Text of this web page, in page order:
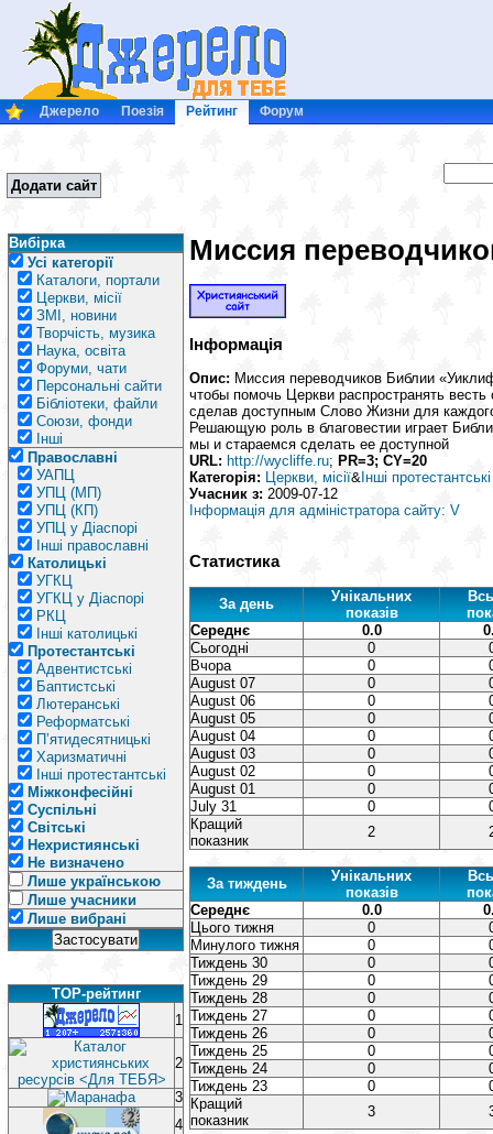
Джерело Поезія Рейтинг Форум
Додати сайт
Вибірка
Усі категорії
Каталоги, портали
Церкви, місії
ЗМІ, новини
Творчість, музика
Наука, освіта
Форуми, чати
Персональні сайти
Бібліотеки, файли
Союзи, фонди
Інші
Православні
УАПЦ
УПЦ (МП)
УПЦ (КП)
УПЦ у Діаспорі
Інші православні
Католицькі
УГКЦ
УГКЦ у Діаспорі
РКЦ
Інші католицькі
Протестантські
Адвентистські
Баптистські
Лютеранські
Реформатські
П’ятидесятницькі
Харизматичні
Інші протестантські
Міжконфесійні
Суспільні
Світські
Нехристиянські
Не визначено
Лише українською
Лише учасники
Лише вибрані
TOP-рейтинг
1
2
3
4
Миссия
Інформація
Опис: Миссия переводчиков Библии
чтобы помочь Церкви распространять
сделав доступным Слово Жизни для
Решающую роль в благовестии играет
мы и стараемся сделать ее доступной
URL: http://wycliffe.ru; PR=3; CY=20
Категорія: Церкви, місії& Інші протестантські
Учасник з: 2009-07-12
Інформація для адміністратора сайту: V
Статистика
За день
Унікальних
показів
Середнє
0.0
Сьогодні
0
Вчора
0
August 07
0
August 06
0
August 05
0
August 04
0
August 03
0
August 02
0
August 01
0
July 31
0
Кращий
показник
2
За тиждень
Унікальних
показів
Середнє
0.0
Цього тижня
0
Минулого тижня
0
Тиждень 30
0
Тиждень 29
0
Тиждень 28
0
Тиждень 27
0
Тиждень 26
0
Тиждень 25
0
Тиждень 24
0
Тиждень 23
0
Кращий
показник
3